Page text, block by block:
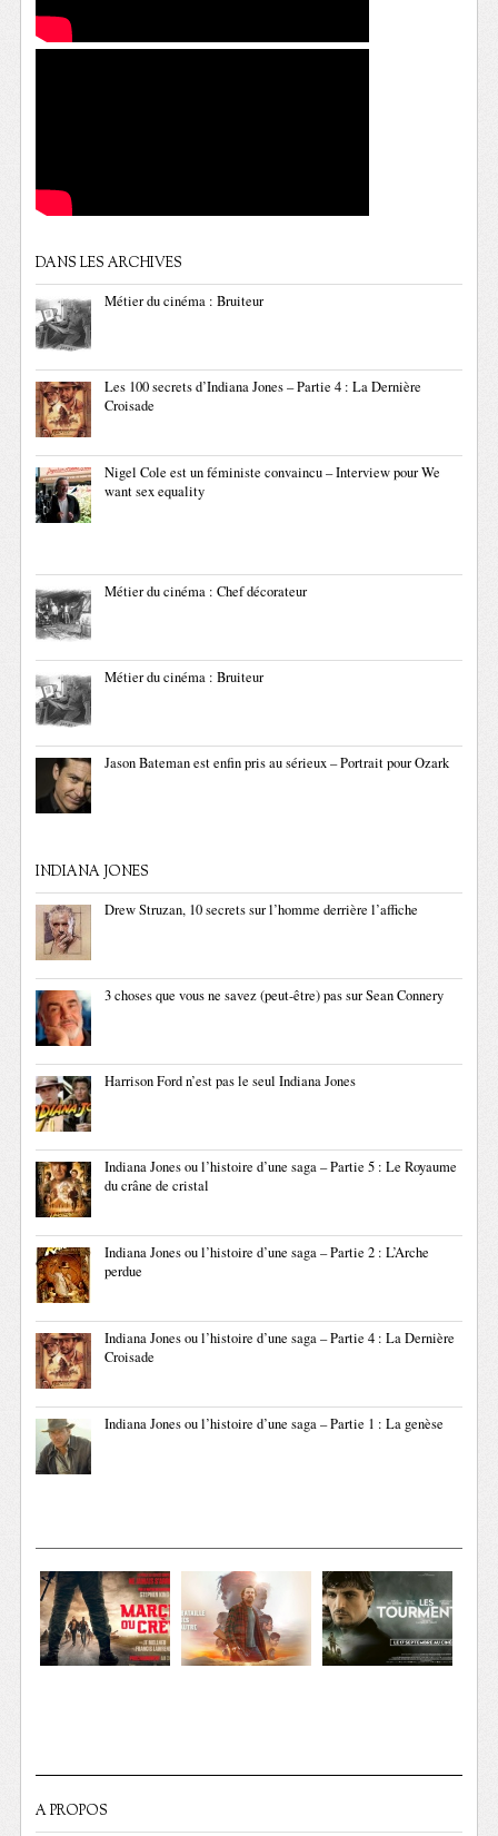
DANS LES ARCHIVES
Métier du cinéma : Bruiteur
Les 100 secrets d’Indiana Jones – Partie 4 : La Dernière
Croisade
Nigel Cole est un féministe convaincu – Interview pour We
want sex equality
Métier du cinéma : Chef décorateur
Métier du cinéma : Bruiteur
Jason Bateman est enfin pris au sérieux – Portrait pour Ozark
INDIANA JONES
Drew Struzan, 10 secrets sur l’homme derrière l’affiche
3 choses que vous ne savez (peut-être) pas sur Sean Connery
Harrison Ford n’est pas le seul Indiana Jones
Indiana Jones ou l’histoire d’une saga – Partie 5 : Le Royaume
du crâne de cristal
Indiana Jones ou l’histoire d’une saga – Partie 2 : L’Arche
perdue
Indiana Jones ou l’histoire d’une saga – Partie 4 : La Dernière
Croisade
Indiana Jones ou l’histoire d’une saga – Partie 1 : La genèse
A PROPOS